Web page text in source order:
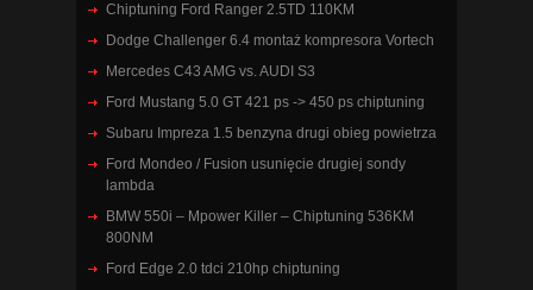
Chiptuning Ford Ranger 2.5TD 110KM
Dodge Challenger 6.4 montaż kompresora Vortech
Mercedes C43 AMG vs. AUDI S3
Ford Mustang 5.0 GT 421 ps -> 450 ps chiptuning
Subaru Impreza 1.5 benzyna drugi obieg powietrza
Ford Mondeo / Fusion usunięcie drugiej sondy
lambda
BMW 550i – Mpower Killer – Chiptuning 536KM
800NM
Ford Edge 2.0 tdci 210hp chiptuning